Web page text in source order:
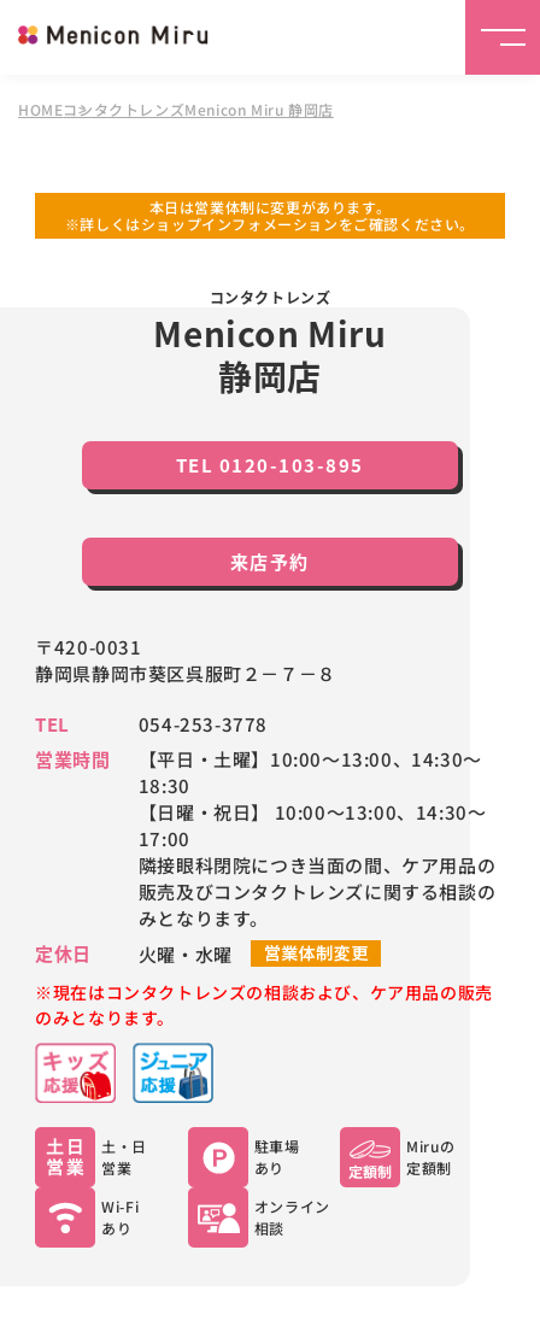
HOMEコンタクトレンズMenicon Miru 静岡店
本日は営業体制に変更があります。
※詳しくはショップインフォメーションをご確認ください。
コンタクトレンズ
Menicon Miru
静岡店
TEL 0120-103-895
来店予約
〒420-0031
静岡県静岡市葵区呉服町２－７－８
TEL 054-253-3778
営業時間
【平日・土曜】10:00～13:00、14:30～
18:30
【日曜・祝日】 10:00～13:00、14:30～
17:00
隣接眼科閉院につき当面の間、ケア用品の
販売及びコンタクトレンズに関する相談の
みとなります。
定休日 火曜・水曜
※現在はコンタクトレンズの相談および、ケア用品の販売
のみとなります。
土・日
営業
駐車場
あり
Miruの
定額制
Wi-Fi
あり
オンライン
相談